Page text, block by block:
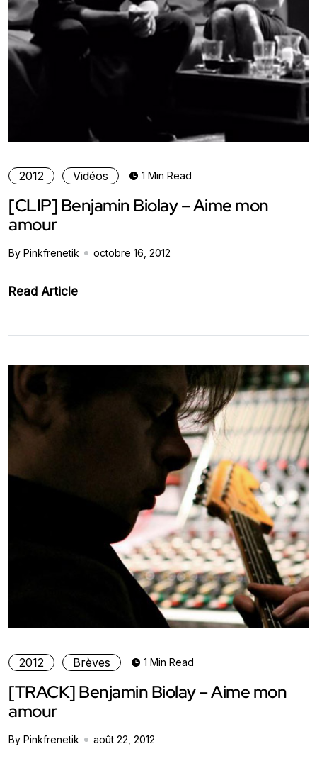
2012 Vidéos 1 Min Read
[CLIP] Benjamin Biolay – Aime mon
amour
By Pinkfrenetik octobre 16, 2012
Read Article
2012 Brèves 1 Min Read
[TRACK] Benjamin Biolay – Aime mon
amour
By Pinkfrenetik août 22, 2012